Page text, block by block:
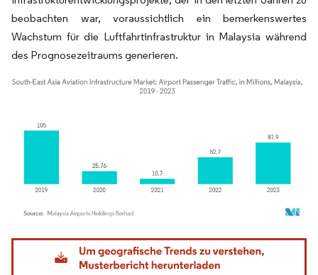
beobachten war, voraussichtlich ein bemerkenswertes
Wachstum für die Luftfahrtinfrastruktur in Malaysia während
des Prognosezeitraums generieren.
Bild © Mordor Intelligence. Wiederverwendung erfordert Namensnennung gemäß